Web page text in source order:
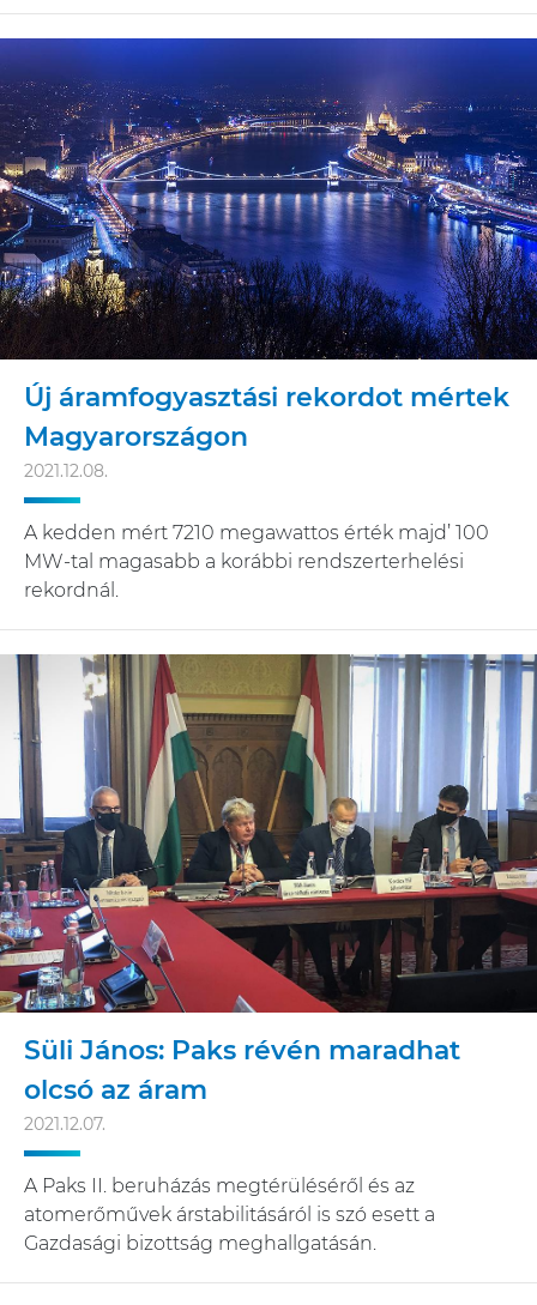
Új áramfogyasztási rekordot mértek
Magyarországon
2021.12.08.
A kedden mért 7210 megawattos érték majd’ 100
MW-tal magasabb a korábbi rendszerterhelési
rekordnál.
Süli János: Paks révén maradhat
olcsó az áram
2021.12.07.
A Paks II. beruházás megtérüléséről és az
atomerőművek árstabilitásáról is szó esett a
Gazdasági bizottság meghallgatásán.